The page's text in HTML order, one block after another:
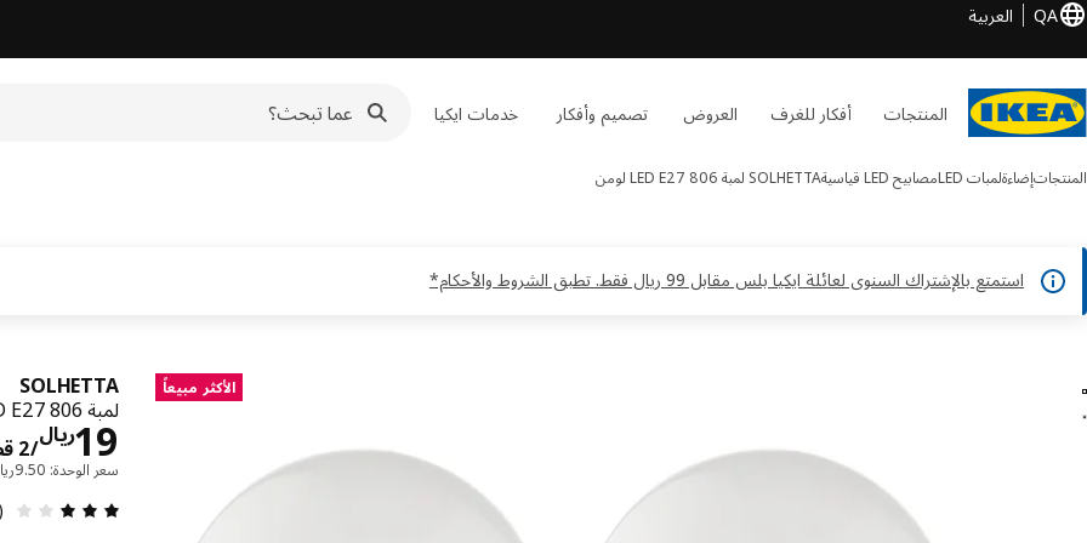
QA العربية
المنتجات أفكار للغرف العروض تصميم وأفكار خدمات ايكيا
المنتجاتإضاءةلمبات LED مصابيح LED قياسية SOLHETTA لمبة LED E27 806 لومن
استمتع بالإشتراك السنوى لعائلة ايكيا بلس مقابل 99 ريال فقط. تطبق الشروط والأحكام*
2 SOLHETTA الصور الصور الأكثر مبيعاً
SOLHETTA
لمبة LED E27 806 لومن, إضاءة قابلة للتعتيم/كرويّة أبيض أوبال
ريال19 /2 قطعة
سعر الوحدة: ‭9.50‬ريال/قطعة
(1)